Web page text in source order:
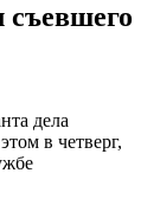
съевшего
дела
в четверг,